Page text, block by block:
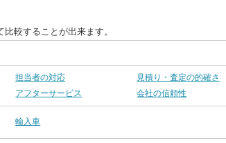
較することが出来ます。
担当者の対応
見積り・査定の的確さ
アフターサービス
会社の信頼性
輸入車